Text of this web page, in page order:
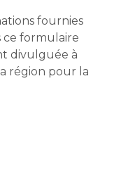
fournies
ce formulaire
divulguée à
région pour la